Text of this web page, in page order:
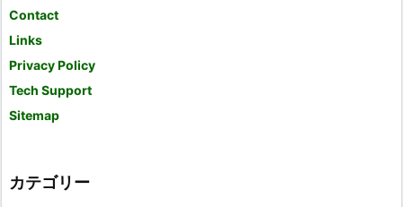
Contact
Links
Privacy Policy
Tech Support
Sitemap
カテゴリー